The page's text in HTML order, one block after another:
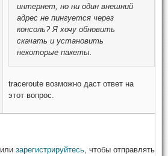
интернет, но ни один внешний
адрес не пингуется через
консоль? Я хочу обновить
скачать и установить
некоторые пакеты.
traceroute возможно даст ответ на
этот вопрос.
или зарегистрируйтесь , чтобы отправлять